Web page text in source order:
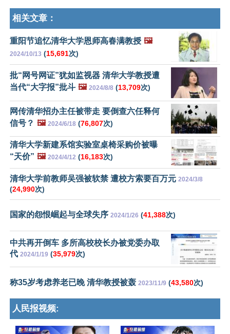
相关文章：
重阳节追忆清华大学恩师高春满教授 🖼️
2024/10/13 (15,691次)
批“网号网证”犹如监视器 清华大学教授遭
当代“大字报”批斗 🖼️ 2024/8/8 (13,709次)
网传清华招办主任被带走 要倒查六任释何
信号？ 🖼️ 2024/6/18 (76,807次)
清华大学新建系馆实验室桌椅采购价被曝
“天价” 🖼️ 2024/4/12 (16,183次)
清华大学前教师吴强被软禁 遭校方索要百万元 2024/3/8
(24,990次)
国家的怨恨崛起与全球失序 2024/1/26 (41,388次)
中共再开倒车 多所高校校长办被党委办取
代 2024/1/19 (35,979次)
称35岁考虑养老已晚 清华教授被轰 2023/11/9 (43,580次)
人民报视频: